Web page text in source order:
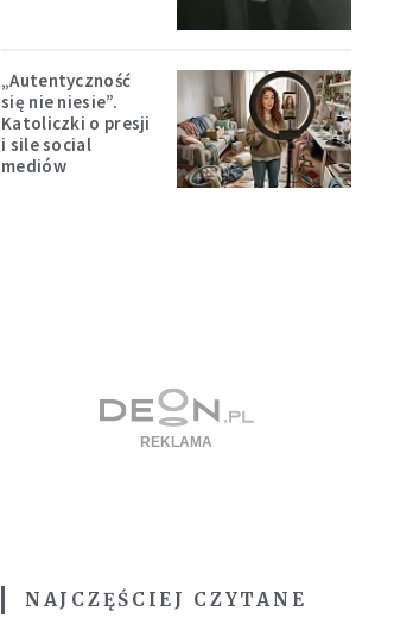
„Autentyczność
się nie niesie”.
Katoliczki o presji
i sile social
mediów
NAJCZĘŚCIEJ CZYTANE